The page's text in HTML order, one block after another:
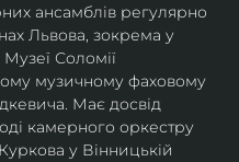
ансамблів регулярно
Львова, зокрема у
Соломії
музичному фаховому
Має досвід
камерного оркестру
у Вінницькій